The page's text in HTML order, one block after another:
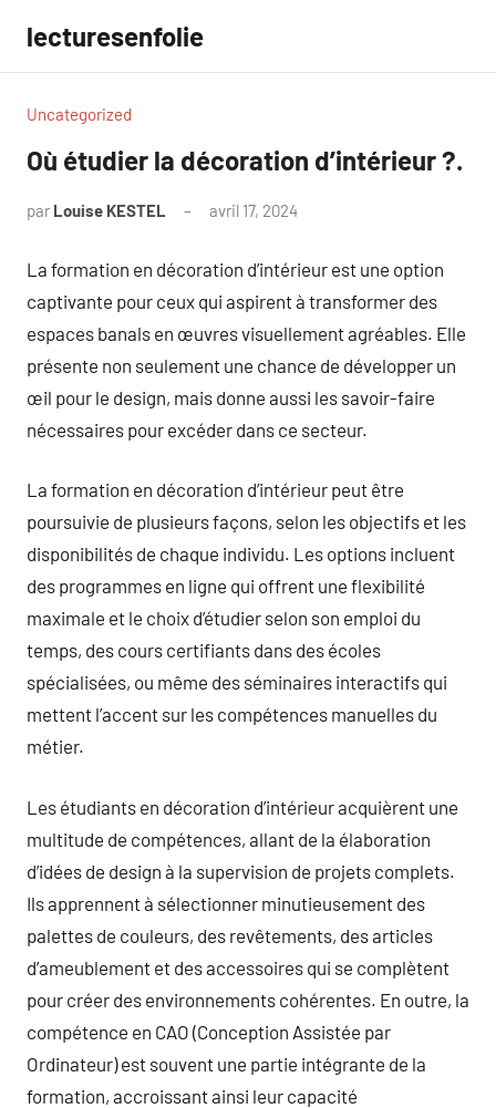
contenu
lecturesenfolie
Uncategorized
Où étudier la décoration d’intérieur ?.
par Louise KESTEL avril 17, 2024
La formation en décoration d’intérieur est une option
captivante pour ceux qui aspirent à transformer des
espaces banals en œuvres visuellement agréables. Elle
présente non seulement une chance de développer un
œil pour le design, mais donne aussi les savoir-faire
nécessaires pour excéder dans ce secteur.
La formation en décoration d’intérieur peut être
poursuivie de plusieurs façons, selon les objectifs et les
disponibilités de chaque individu. Les options incluent
des programmes en ligne qui offrent une flexibilité
maximale et le choix d’étudier selon son emploi du
temps, des cours certifiants dans des écoles
spécialisées, ou même des séminaires interactifs qui
mettent l’accent sur les compétences manuelles du
métier.
Les étudiants en décoration d’intérieur acquièrent une
multitude de compétences, allant de la élaboration
d’idées de design à la supervision de projets complets.
Ils apprennent à sélectionner minutieusement des
palettes de couleurs, des revêtements, des articles
d’ameublement et des accessoires qui se complètent
pour créer des environnements cohérentes. En outre, la
compétence en CAO (Conception Assistée par
Ordinateur) est souvent une partie intégrante de la
formation, accroissant ainsi leur capacité